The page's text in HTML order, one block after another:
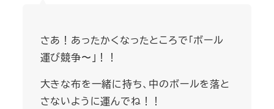
さあ！あったかくなったところで「ボール
運び競争〜」！！
大きな布を一緒に持ち、中のボールを落と
さないように運んでね！！